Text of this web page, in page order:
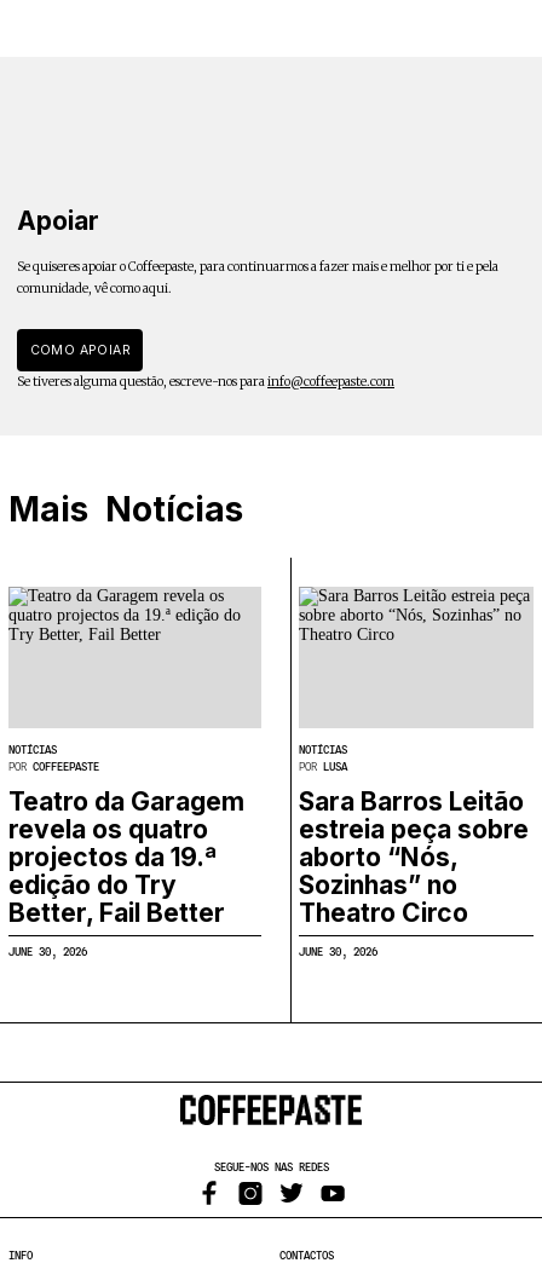
Apoiar
Se quiseres apoiar o Coffeepaste, para continuarmos a fazer mais e melhor por ti e pela
comunidade, vê como aqui.
COMO APOIAR
Se tiveres alguma questão, escreve-nos parainfo@coffeepaste.com
Mais Notícias
NOTÍCIAS
POR COFFEEPASTE
Teatro da Garagem
revela os quatro
projectos da 19.ª
edição do Try
Better, Fail Better
JUNE 30, 2026
NOTÍCIAS
POR LUSA
Sara Barros Leitão
estreia peça sobre
aborto “Nós,
Sozinhas” no
Theatro Circo
JUNE 30, 2026
SEGUE-NOS NAS REDES
INFO CONTACTOS